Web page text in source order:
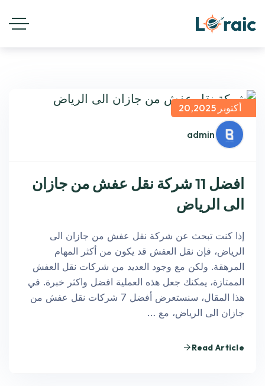
admin
أكتوبر 20,2025
افضل 11 شركة نقل عفش من جازان
الى الرياض
إذا كنت تبحث عن شركة نقل عفش من جازان الى
الرياض، فإن نقل العفش قد يكون من أكثر المهام
المرهقة. ولكن مع وجود العديد من شركات نقل العفش
الممتازة، يمكنك جعل هذه العملية افضل واكثر خبرة. في
هذا المقال، سنستعرض أفضل 7 شركات نقل عفش من
جازان الى الرياض، مع …
Read Article